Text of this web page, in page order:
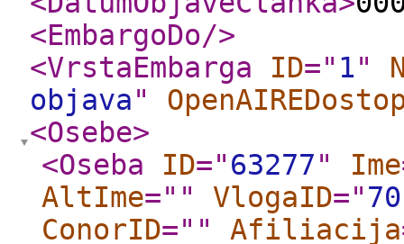
<EmbargoDo/>
<VrstaEmbarga
ID=" 1"
objava"
<Osebe>
<Oseba
ID="63277" Ime
AltIme=" " VlogaID="70
ConorID=" " Afiliacija